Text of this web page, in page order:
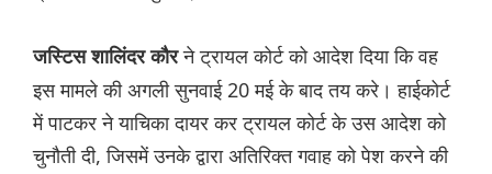
जस्टिस शालिंदर कौरने ट्रायल कोर्ट को आदेश दिया कि वह
इस मामले की अगली सुनवाई 20 मई के बाद तय करे। हाईकोर्ट
में पाटकर ने याचिका दायर कर ट्रायल कोर्ट के उस आदेश को
चुनौती दी, जिसमें उनके द्वारा अतिरिक्त गवाह को पेश करने की